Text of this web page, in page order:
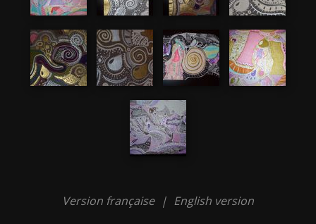
Version française | English version